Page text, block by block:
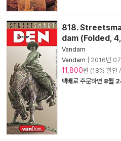
818.
dam (Folded,
Vandam
Vandam
2016년
11,800원 (18% 할인
택배로 주문하면 8월